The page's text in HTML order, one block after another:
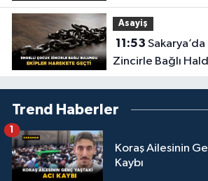
Asayiş
11:53
Zincirle Bağlı
Trend Haberler
Koraş Ailesinin
Kaybı
1